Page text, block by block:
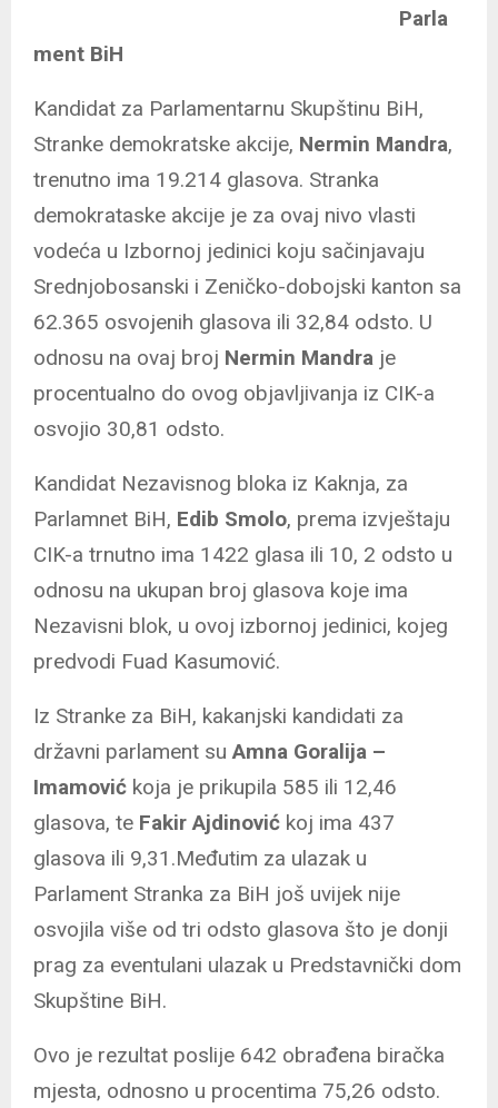
Parla
ment BiH
Kandidat za Parlamentarnu Skupštinu BiH,
Stranke demokratske akcije, Nermin Mandra,
trenutno ima 19.214 glasova. Stranka
demokrataske akcije je za ovaj nivo vlasti
vodeća u Izbornoj jedinici koju sačinjavaju
Srednjobosanski i Zeničko-dobojski kanton sa
62.365 osvojenih glasova ili 32,84 odsto. U
odnosu na ovaj broj Nermin Mandra je
procentualno do ovog objavljivanja iz CIK-a
osvojio 30,81 odsto.
Kandidat Nezavisnog bloka iz Kaknja, za
Parlamnet BiH, Edib Smolo, prema izvještaju
CIK-a trnutno ima 1422 glasa ili 10, 2 odsto u
odnosu na ukupan broj glasova koje ima
Nezavisni blok, u ovoj izbornoj jedinici, kojeg
predvodi Fuad Kasumović.
Iz Stranke za BiH, kakanjski kandidati za
državni parlament suAmna Goralija –
Imamović koja je prikupila 585 ili 12,46
glasova, te Fakir Ajdinović koj ima 437
glasova ili 9,31.Međutim za ulazak u
Parlament Stranka za BiH još uvijek nije
osvojila više od tri odsto glasova što je donji
prag za eventulani ulazak u Predstavnički dom
Skupštine BiH.
Ovo je rezultat poslije 642 obrađena biračka
mjesta, odnosno u procentima 75,26 odsto.